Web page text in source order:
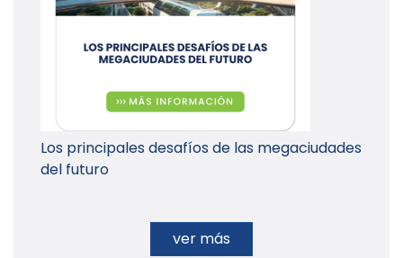
Los principales desafíos de las megaciudades
del futuro
ver más